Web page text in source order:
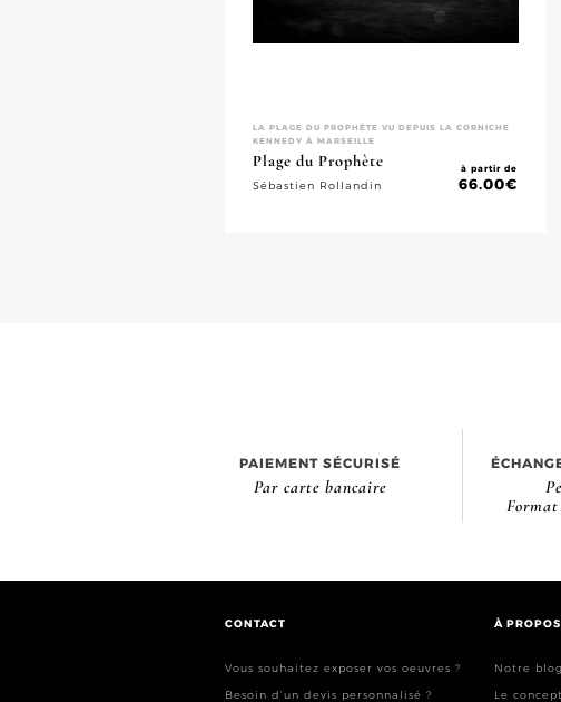
LA PLAGE DU PROPHÈTE VU DEPUIS LA CORNICHE
KENNEDY À MARSEILLE
Plage du Prophète
Sébastien Rollandin
à partir de
66.00€
PAIEMENT SÉCURISÉ
Par carte bancaire
CONTACT
Vous souhaitez exposer vos oeuvres ?
Besoin d’un devis personnalisé ?
À PROPOS
Notre blog
Le concept